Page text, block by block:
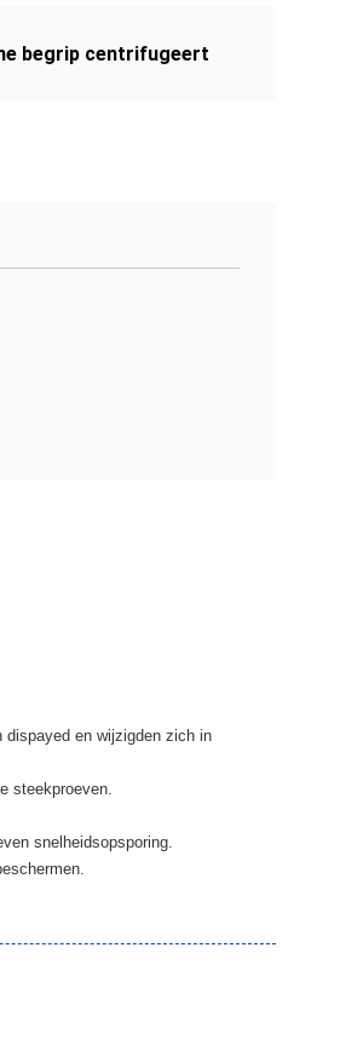
begrip centrifugeert
dispayed en wijzigden zich in
steekproeven.
snelheidsopsporing.